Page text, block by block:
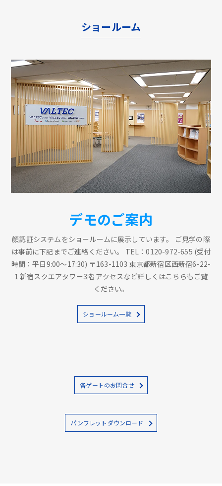
ショールーム
デモのご案内
顔認証システムをショールームに展示しています。 ご見学の際
は事前に下記までご連絡ください。 TEL：0120-972-655 (受付
時間：平日9:00～17:30) 〒163-1103 東京都新宿区西新宿6-22-
1 新宿スクエアタワー3階 アクセスなど詳しくはこちらもご覧
ください。
ショールーム一覧
各ゲートのお問合せ
パンフレットダウンロード